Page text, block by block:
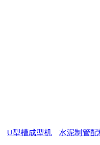
U型槽成型机 水泥制管配